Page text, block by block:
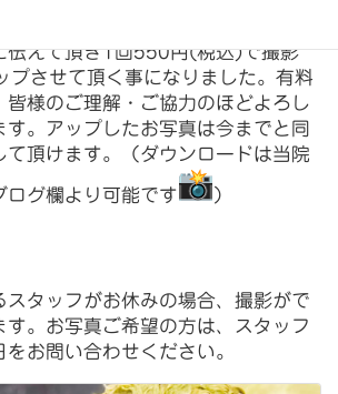
伝えて頂き1回550円(税込)で撮影
プさせて頂く事になりました。有料
様のご理解・ ご協力のほどよろし
す。アップしたお写真は今までと同
て頂けます。（ダウンロードは当院
ログ欄より可能です ）
スタッフがお休みの場合、撮影がで
す。お写真ご希望の方は、スタッフ
お問い合わせください。